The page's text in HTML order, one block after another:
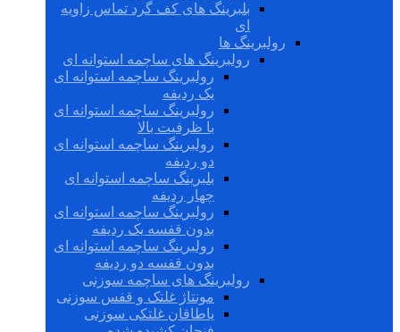
بلبرینگ های کف گرد تماس زاویه
ای
رولبرینگ ها
رولبرینگ های ساچمه استوانه ای
رولبرینگ ساچمه استوانه ای
یک ردیفه
رولبرینگ ساچمه استوانه ای
با ظرفیت بالا
رولبرینگ ساچمه استوانه ای
دو ردیفه
بلبرینگ ساچمه استوانه ای
چهار ردیفه
رولبرینگ ساچمه استوانه ای
بدون قفسه یک ردیفه
رولبرینگ ساچمه استوانه ای
بدون قفسه دو ردیفه
رولبرینگ های ساچمه سوزنی
مونتاژ غلتک و قفس سوزنی
یاطاقان غلتکی سوزنی